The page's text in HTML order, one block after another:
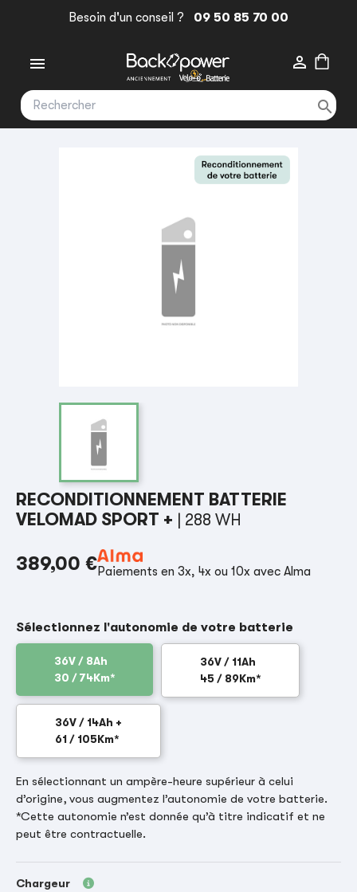
Besoin d'un conseil ? 09 50 85 70 00
 

RECONDITIONNEMENT BATTERIE
VELOMAD SPORT +
| 288 WH
389,00 €Paiements en 3x, 4x ou 10x avec Alma
Sélectionnez l'autonomie de votre batterie
36V / 8Ah
30 / 74Km*
36V / 11Ah
45 / 89Km*
36V / 14Ah +
61 / 105Km*
En sélectionnant un ampère-heure supérieur à celui
d’origine, vous augmentez l’autonomie de votre batterie.
*Cette autonomie n’est donnée qu’à titre indicatif et ne
peut être contractuelle.
Chargeur